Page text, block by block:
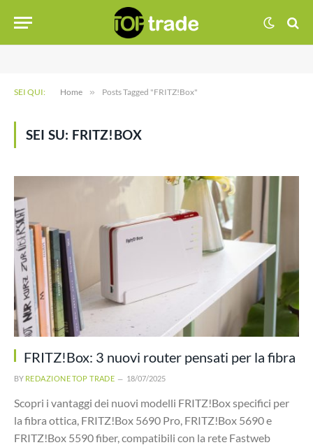
SEI QUI: Home » Posts Tagged "FRITZ!Box"
SEI SU: FRITZ!BOX
FRITZ!Box: 3 nuovi router pensati per la fibra
BY REDAZIONE TOP TRADE 18/07/2025
Scopri i vantaggi dei nuovi modelli FRITZ!Box specifici per
la fibra ottica, FRITZ!Box 5690 Pro, FRITZ!Box 5690 e
FRITZ!Box 5590 fiber, compatibili con la rete Fastweb